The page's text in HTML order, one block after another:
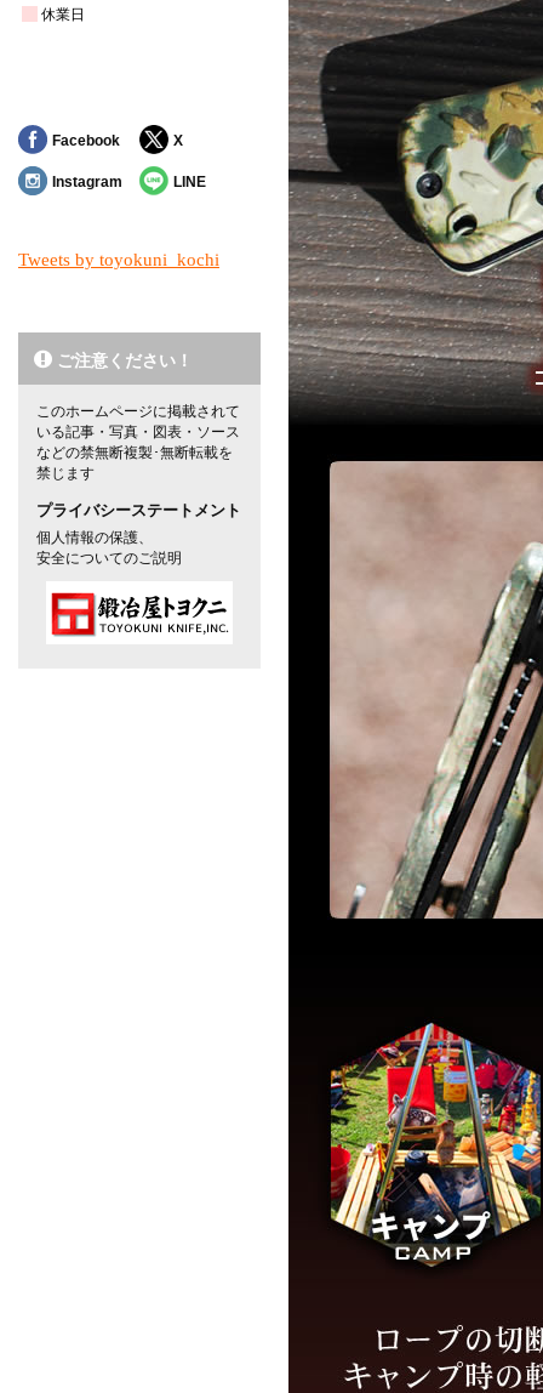
Facebook X
Instagram LINE
Tweets by toyokuni_kochi
ご注意ください！
このホームページに掲載されて
いる記事・写真・図表・ソース
などの禁無断複製･無断転載を
禁じます
プライバシーステートメント
個人情報の保護、
安全についてのご説明